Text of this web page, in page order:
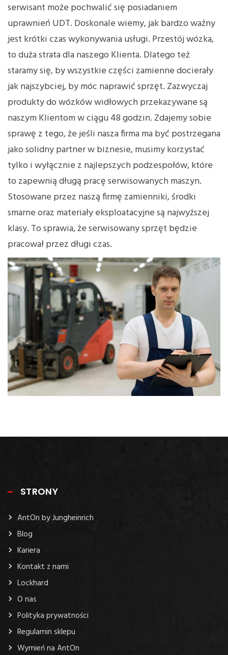
serwisant może pochwalić się posiadaniem
uprawnień UDT. Doskonale wiemy, jak bardzo ważny
jest krótki czas wykonywania usługi. Przestój wózka,
to duża strata dla naszego Klienta. Dlatego też
staramy się, by wszystkie części zamienne docierały
jak najszybciej, by móc naprawić sprzęt. Zazwyczaj
produkty do wózków widłowych przekazywane są
naszym Klientom w ciągu 48 godzin. Zdajemy sobie
sprawę z tego, że jeśli nasza firma ma być postrzegana
jako solidny partner w biznesie, musimy korzystać
tylko i wyłącznie z najlepszych podzespołów, które
to zapewnią długą pracę serwisowanych maszyn.
Stosowane przez naszą firmę zamienniki, środki
smarne oraz materiały eksploatacyjne są najwyższej
klasy. To sprawia, że serwisowany sprzęt będzie
pracował przez długi czas.
STRONY
AntOn by Jungheinrich
Blog
Kariera
Kontakt z nami
Lockhard
O nas
Polityka prywatności
Regulamin sklepu
Wymień na AntOn